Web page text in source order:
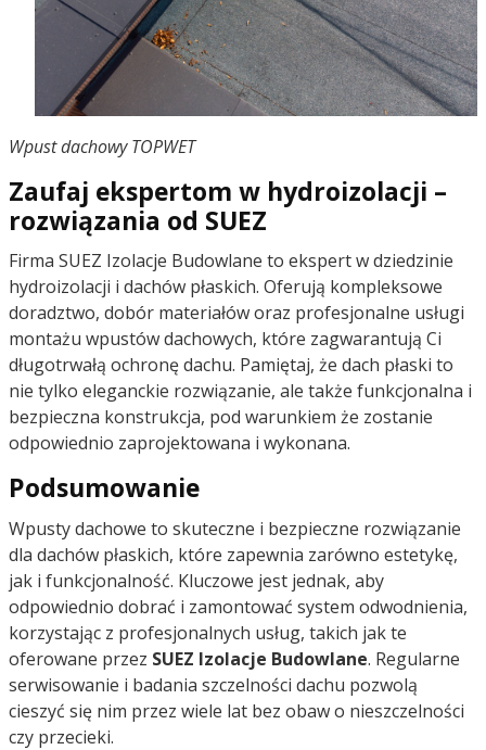
Wpust dachowy TOPWET
Zaufaj ekspertom w hydroizolacji –
rozwiązania od SUEZ
Firma SUEZ Izolacje Budowlane to ekspert w dziedzinie
hydroizolacji i dachów płaskich. Oferują kompleksowe
doradztwo, dobór materiałów oraz profesjonalne usługi
montażu wpustów dachowych, które zagwarantują Ci
długotrwałą ochronę dachu. Pamiętaj, że dach płaski to
nie tylko eleganckie rozwiązanie, ale także funkcjonalna i
bezpieczna konstrukcja, pod warunkiem że zostanie
odpowiednio zaprojektowana i wykonana.
Podsumowanie
Wpusty dachowe to skuteczne i bezpieczne rozwiązanie
dla dachów płaskich, które zapewnia zarówno estetykę,
jak i funkcjonalność. Kluczowe jest jednak, aby
odpowiednio dobrać i zamontować system odwodnienia,
korzystając z profesjonalnych usług, takich jak te
oferowane przez SUEZ Izolacje Budowlane. Regularne
serwisowanie i badania szczelności dachu pozwolą
cieszyć się nim przez wiele lat bez obaw o nieszczelności
czy przecieki.